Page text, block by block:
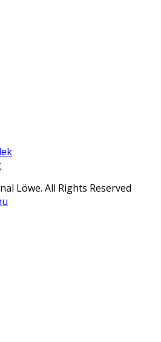
Löwe. All Rights Reserved